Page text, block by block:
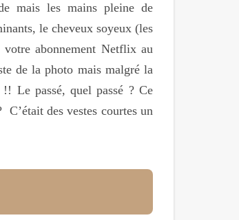
mais les mains pleine de
le cheveux soyeux (les
votre abonnement Netflix au
de la photo mais malgré la
Le passé, quel passé ? Ce
des vestes courtes un